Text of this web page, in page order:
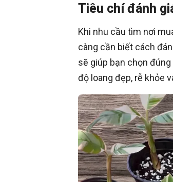
Tiêu chí đánh
Khi nhu cầu tìm nơi
càng cần biết cách
sẽ giúp bạn chọn
độ loang đẹp, rễ khỏe